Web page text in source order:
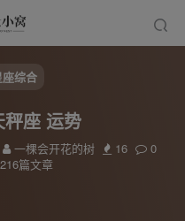
座综合
座 运势
一棵会开花的树 16
0
篇文章